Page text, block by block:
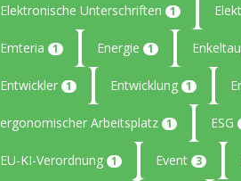
Elektronische Unterschriften 1
Emteria 1 Energie 1
Entwickler 1 Entwicklung 1
ergonomischer Arbeitsplatz 1 ESG
EU-KI-Verordnung 1 Event 3